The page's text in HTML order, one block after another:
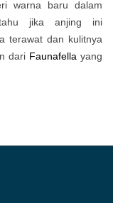
warna baru dalam
jika anjing ini
terawat dan kulitnya
dari Faunafella yang